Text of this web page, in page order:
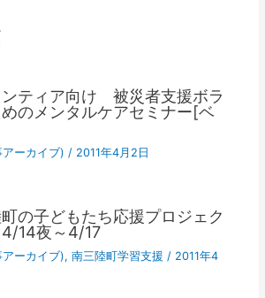
ンティア向け 被災者支援ボラ
のメンタルケアセミナー[ベ
ーカイブ) / 2011年4月2日
の子どもたち応援プロジェク
14夜～4/17
ーカイブ), 南三陸町学習支援 / 2011年4